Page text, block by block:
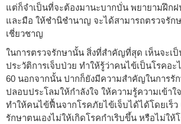
แต่ก็จำเป็นที่จะต้องมานะบากบั่น พยายามฝึก
และมือ ให้ชำนิชำนาญ จะได้สามารถตรวจรัก
เชี่ยวชาญ
ในการตรวจรักษานั้น สิ่งที่สำคัญที่สุด เห็นจะเ
ประวัติการเจ็บป่วย ทำให้รู้ว่าคนไข้เป็นโรคอะ
60 นอกจากนั้น ปากก็ยังมีความสำคัญในการรัก
ปลอบประโลมให้กำลังใจ ให้ความรู้ความเข้า
ทำให้คนไข้ฟื้นจากโรคภัยไข้เจ็บได้ได้โดยเร็
รักษาตนเองไม่ให้เกิดโรคกำเริบขึ้น หรือไม่ให้